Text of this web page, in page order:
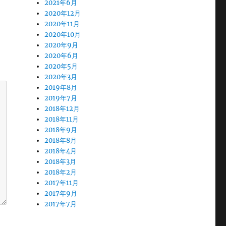
2021年6月
2020年12月
2020年11月
2020年10月
2020年9月
2020年6月
2020年5月
2020年3月
2019年8月
2019年7月
2018年12月
2018年11月
2018年9月
2018年8月
2018年4月
2018年3月
2018年2月
2017年11月
2017年9月
2017年7月